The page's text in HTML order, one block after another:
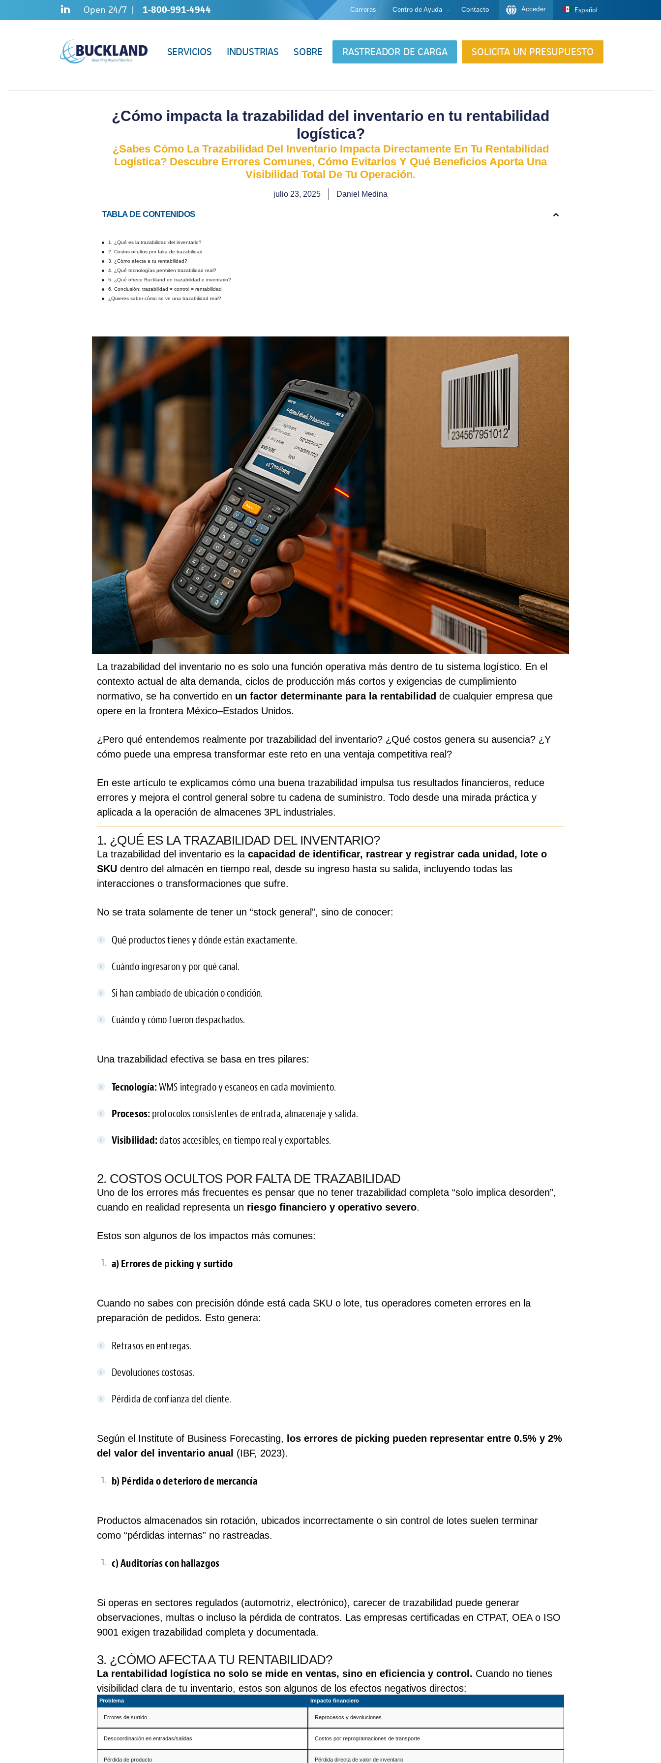
Open 24/7 1-800-991-4944 Carreras Centro de Ayuda Contacto Acceder Español
SERVICIOS INDUSTRIAS SOBRE RASTREADOR DE CARGA SOLICITA UN PRESUPUESTO
¿Cómo impacta la trazabilidad del inventario en tu rentabilidad
logística?
¿Sabes Cómo La Trazabilidad Del Inventario Impacta Directamente En Tu Rentabilidad
Logística? Descubre Errores Comunes, Cómo Evitarlos Y Qué Beneficios Aporta Una
Visibilidad Total De Tu Operación.
julio 23, 2025 Daniel Medina
TABLA DE CONTENIDOS
1. ¿Qué es la trazabilidad del inventario?
2. Costos ocultos por falta de trazabilidad
3. ¿Cómo afecta a tu rentabilidad?
4. ¿Qué tecnologías permiten trazabilidad real?
5. ¿Qué ofrece Buckland en trazabilidad e inventario?
6. Conclusión: trazabilidad = control = rentabilidad
¿Quieres saber cómo se ve una trazabilidad real?
La trazabilidad del inventario no es solo una función operativa más dentro de tu sistema logístico. En el
contexto actual de alta demanda, ciclos de producción más cortos y exigencias de cumplimiento
normativo, se ha convertido en un factor determinante para la rentabilidad de cualquier empresa que
opere en la frontera México–Estados Unidos.
¿Pero qué entendemos realmente por trazabilidad del inventario? ¿Qué costos genera su ausencia? ¿Y
cómo puede una empresa transformar este reto en una ventaja competitiva real?
En este artículo te explicamos cómo una buena trazabilidad impulsa tus resultados financieros, reduce
errores y mejora el control general sobre tu cadena de suministro. Todo desde una mirada práctica y
aplicada a la operación de almacenes 3PL industriales.
1. ¿QUÉ ES LA TRAZABILIDAD DEL INVENTARIO?
La trazabilidad del inventario es la capacidad de identificar, rastrear y registrar cada unidad, lote o
SKU dentro del almacén en tiempo real, desde su ingreso hasta su salida, incluyendo todas las
interacciones o transformaciones que sufre.
No se trata solamente de tener un “stock general”, sino de conocer:
Qué productos tienes y dónde están exactamente.
Cuándo ingresaron y por qué canal.
Si han cambiado de ubicación o condición.
Cuándo y cómo fueron despachados.
Una trazabilidad efectiva se basa en tres pilares:
Tecnología:WMS integrado y escaneos en cada movimiento.
Procesos: protocolos consistentes de entrada, almacenaje y salida.
Visibilidad: datos accesibles, en tiempo real y exportables.
2. COSTOS OCULTOS POR FALTA DE TRAZABILIDAD
Uno de los errores más frecuentes es pensar que no tener trazabilidad completa “solo implica desorden”,
cuando en realidad representa un riesgo financiero y operativo severo.
Estos son algunos de los impactos más comunes:
a) Errores de picking y surtido
Cuando no sabes con precisión dónde está cada SKU o lote, tus operadores cometen errores en la
preparación de pedidos. Esto genera:
Retrasos en entregas.
Devoluciones costosas.
Pérdida de confianza del cliente.
Según el Institute of Business Forecasting,
los errores de picking pueden representar entre 0.5% y 2%
del valor del inventario anual (IBF, 2023).
b) Pérdida o deterioro de mercancía
Productos almacenados sin rotación, ubicados incorrectamente o sin control de lotes suelen terminar
como “pérdidas internas” no rastreadas.
c) Auditorías con hallazgos
Si operas en sectores regulados (automotriz, electrónico), carecer de trazabilidad puede generar
observaciones, multas o incluso la pérdida de contratos. Las empresas certificadas en CTPAT, OEA o ISO
9001 exigen trazabilidad completa y documentada.
3. ¿CÓMO AFECTA A TU RENTABILIDAD?
La rentabilidad logística no solo se mide en ventas, sino en eficiencia y control. Cuando no tienes
visibilidad clara de tu inventario, estos son algunos de los efectos negativos directos:
Problema Impacto financiero
Errores de surtido Reprocesos y devoluciones
Descoordinación en entradas/salidas Costos por reprogramaciones de transporte
Pérdida de producto Pérdida directa de valor de inventario